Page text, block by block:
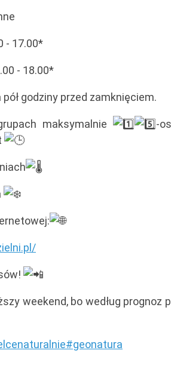
- 17.00*
- 18.00*
godziny przed zamknięciem.
maksymalnie -
weekend, bo według
#geonatura